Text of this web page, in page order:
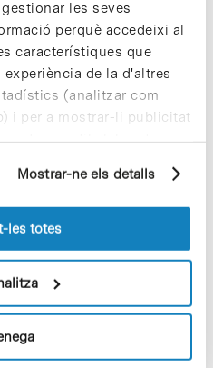
les seves
perquè accedeixi al
característiques que
de la d'altres
(analitzar com
i per a mostrar-li publicitat
d'un perfil elaborat a
més informació sobre
laPolítica de cookiesdel
Mostrar-ne els detalls
les totes
L’augment constant del